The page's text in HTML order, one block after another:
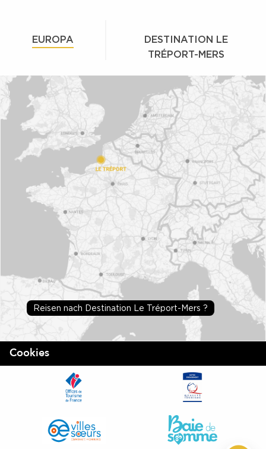
EUROPA
DESTINATION LE
TRÉPORT-MERS
Reisen nach Destination Le Tréport-Mers ?
Cookies